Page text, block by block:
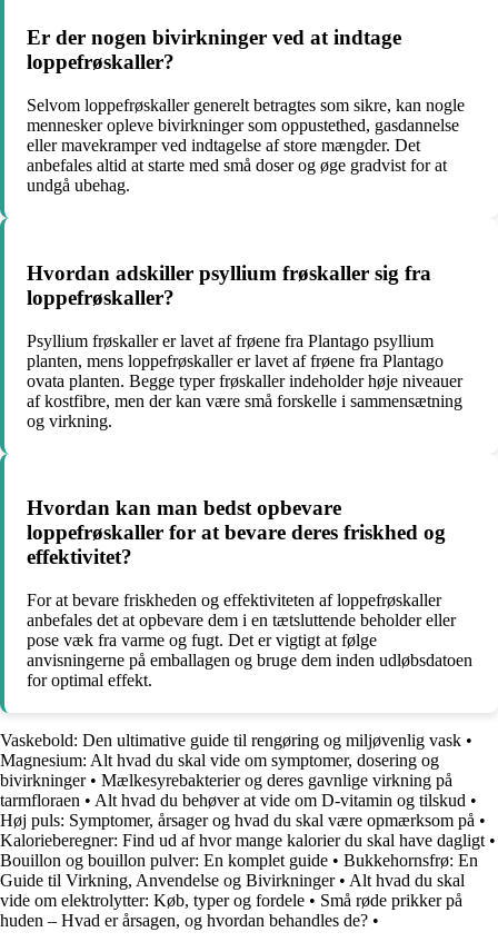
Er der nogen bivirkninger ved at indtage
loppefrøskaller?
Selvom loppefrøskaller generelt betragtes som sikre, kan nogle
mennesker opleve bivirkninger som oppustethed, gasdannelse
eller mavekramper ved indtagelse af store mængder. Det
anbefales altid at starte med små doser og øge gradvist for at
undgå ubehag.
Hvordan adskiller psyllium frøskaller sig fra
loppefrøskaller?
Psyllium frøskaller er lavet af frøene fra Plantago psyllium
planten, mens loppefrøskaller er lavet af frøene fra Plantago
ovata planten. Begge typer frøskaller indeholder høje niveauer
af kostfibre, men der kan være små forskelle i sammensætning
og virkning.
Hvordan kan man bedst opbevare
loppefrøskaller for at bevare deres friskhed og
effektivitet?
For at bevare friskheden og effektiviteten af loppefrøskaller
anbefales det at opbevare dem i en tætsluttende beholder eller
pose væk fra varme og fugt. Det er vigtigt at følge
anvisningerne på emballagen og bruge dem inden udløbsdatoen
for optimal effekt.
Vaskebold: Den ultimative guide til rengøring og miljøvenlig vask •
Magnesium: Alt hvad du skal vide om symptomer, dosering og
bivirkninger• Mælkesyrebakterier og deres gavnlige virkning på
tarmfloraen • Alt hvad du behøver at vide om D-vitamin og tilskud •
Høj puls: Symptomer, årsager og hvad du skal være opmærksom på •
Kalorieberegner: Find ud af hvor mange kalorier du skal have dagligt •
Bouillon og bouillon pulver: En komplet guide • Bukkehornsfrø: En
Guide til Virkning, Anvendelse og Bivirkninger• Alt hvad du skal
vide om elektrolytter: Køb, typer og fordele • Små røde prikker på
huden – Hvad er årsagen, og hvordan behandles de? •